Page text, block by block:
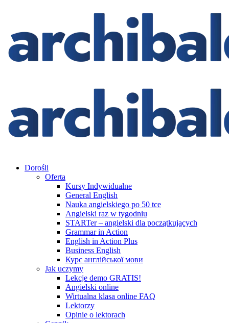
Dorośli
Oferta
Kursy Indywidualne
General English
Nauka angielskiego po 50 tce
Angielski raz w tygodniu
STARTer – angielski dla początkujących
Grammar in Action
English in Action Plus
Business English
Курс англійської мови
Jak uczymy
Lekcje demo GRATIS!
Angielski online
Wirtualna klasa online FAQ
Lektorzy
Opinie o lektorach